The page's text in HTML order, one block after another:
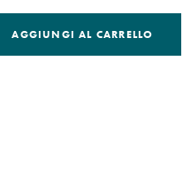
AGGIUNGI AL CARRELLO